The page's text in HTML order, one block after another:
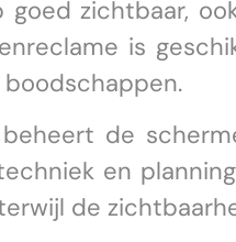
goed zichtbaar,
is
de
en
de